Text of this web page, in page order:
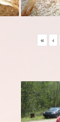
« ‹